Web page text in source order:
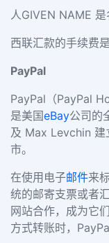
人GIVEN NAME
西联汇款的手续费
PayPal
PayPal（PayPal
是美国eBay公司的
及 Max Levchin 建
市。
在使用电子邮件来
统的邮寄支票或者
网站合作，成为它
方式转账时，